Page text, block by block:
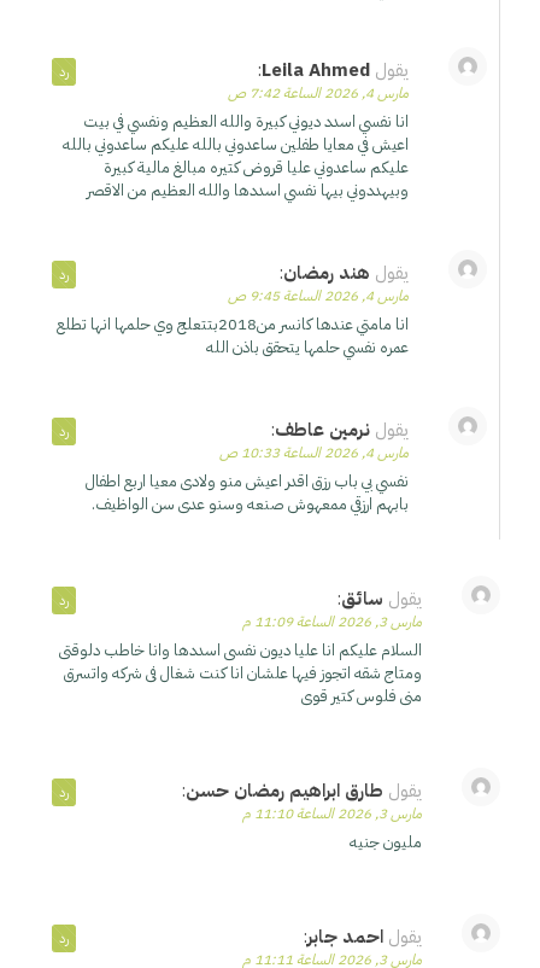
يقول Leila Ahmed
:
مارس 4, 2026 الساعة 7:42 ص
انا نفسي اسدد ديوني كبيرة والله العظيم ونفسي في بيت
اعيش في معايا طفلين ساعدوني بالله عليكم ساعدوني بالله
عليكم ساعدوني عليا قروض كتيره مبالغ مالية كبيرة
وبيهددوني بيها نفسي اسددها والله العظيم من الاقصر
رد
يقول هند رمضان:
مارس 4, 2026 الساعة 9:45 ص
انا مامتي عندها كانسر من2018بتتعلج وي حلمها انها تطلع
عمره نفسي حلمها يتحقق باذن الله
رد
يقول نرمين عاطف:
مارس 4, 2026 الساعة 10:33 ص
نفسي بي باب رزق اقدر اعيش منو ولادى معيا اربع اطفال
بابهم ارزقي ممعهوش صنعه وسنو عدى سن الواظيف.
رد
يقول سائق:
مارس 3, 2026 الساعة 11:09 م
السلام عليكم انا عليا ديون نفسى اسددها وانا خاطب دلوقتى
ومتاج شقه اتجوز فيها علشان انا كنت شغال فى شركه واتسرق
منى فلوس كتير قوى
رد
يقول طارق ابراهيم رمضان حسن:
مارس 3, 2026 الساعة 11:10 م
مليون جنيه
رد
يقول احمد جابر:
مارس 3, 2026 الساعة 11:11 م
رد